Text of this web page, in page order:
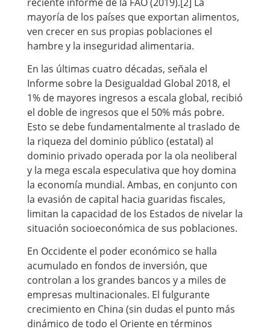
mayoría de los países que exportan alimentos,
ven crecer en sus propias poblaciones el
hambre y la inseguridad alimentaria.
En las últimas cuatro décadas, señala el
Informe sobre la Desigualdad Global 2018, el
1% de mayores ingresos a escala global, recibió
el doble de ingresos que el 50% más pobre.
Esto se debe fundamentalmente al traslado de
la riqueza del dominio público (estatal) al
dominio privado operada por la ola neoliberal
y la mega escala especulativa que hoy domina
la economía mundial. Ambas, en conjunto con
la evasión de capital hacia guaridas fiscales,
limitan la capacidad de los Estados de nivelar la
situación socioeconómica de sus poblaciones.
En Occidente el poder económico se halla
acumulado en fondos de inversión, que
controlan a los grandes bancos y a miles de
empresas multinacionales. El fulgurante
crecimiento en China (sin dudas el punto más
dinámico de todo el Oriente en términos